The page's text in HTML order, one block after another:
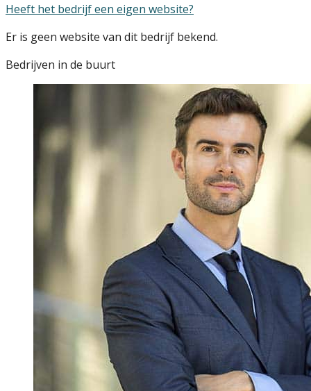
Heeft het bedrijf een eigen website?
Er is geen website van dit bedrijf bekend.
Bedrijven in de buurt